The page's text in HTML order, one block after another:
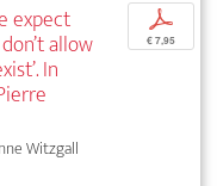
expect
allow
In
Witzgall
p
€ 7,95